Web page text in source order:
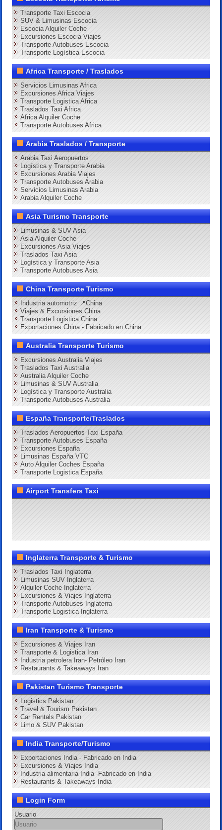
Transporte Taxi Escocia
SUV & Limusinas Escocia
Escocia Alquiler Coche
Excursiones Escocia Viajes
Transporte Autobuses Escocia
Transporte Logística Escocia
Africa Transporte / Traslados
Servicios Limusinas Africa
Excursiones Africa Viajes
Transporte Logistica Africa
Traslados Taxi Africa
Africa Alquiler Coche
Transporte Autobuses Africa
Arabia Traslados / Transporte
Arabia Taxi Aeropuertos
Logística y Transporte Arabia
Excursiones Arabia Viajes
Transporte Autobuses Arabia
Servicios Limusinas Arabia
Arabia Alquiler Coche
Asia Turismo Transporte
Limusinas & SUV Asia
Asia Alquiler Coche
Excursiones Asia Viajes
Traslados Taxi Asia
Logística y Transporte Asia
Transporte Autobuses Asia
China Transporte Turismo
Industria automotriz 📍China
Viajes & Excursiones China
Transporte Logistica China
Exportaciones China - Fabricado en China
Australia Transporte Turismo
Excursiones Australia Viajes
Traslados Taxi Australia
Australia Alquiler Coche
Limusinas & SUV Australia
Logística y Transporte Australia
Transporte Autobuses Australia
España Transporte/Traslados
Traslados Aeropuertos Taxi España
Transporte Autobuses España
Excursiones España
Limusinas España VTC
Auto Alquiler Coches España
Transporte Logistica España
Airport Transfers Taxi
Inglaterra Transporte & Turismo
Traslados Taxi Inglaterra
Limusinas SUV Inglaterra
Alquiler Coche Inglaterra
Excursiones & Viajes Inglaterra
Transporte Autobuses Inglaterra
Transporte Logistica Inglaterra
Iran Transporte & Turismo
Excursiones & Viajes Iran
Transporte & Logistica Iran
Industria petrolera Iran- Petróleo Iran
Restaurants & Takeaways Iran
Pakistan Turismo Transporte
Logistics Pakistan
Travel & Tourism Pakistan
Car Rentals Pakistan
Limo & SUV Pakistan
India Transporte/Turismo
Exportaciones India - Fabricado en India
Excursiones & Viajes India
Industria alimentaria India -Fabricado en India
Restaurants & Takeaways India
Login Form
Usuario